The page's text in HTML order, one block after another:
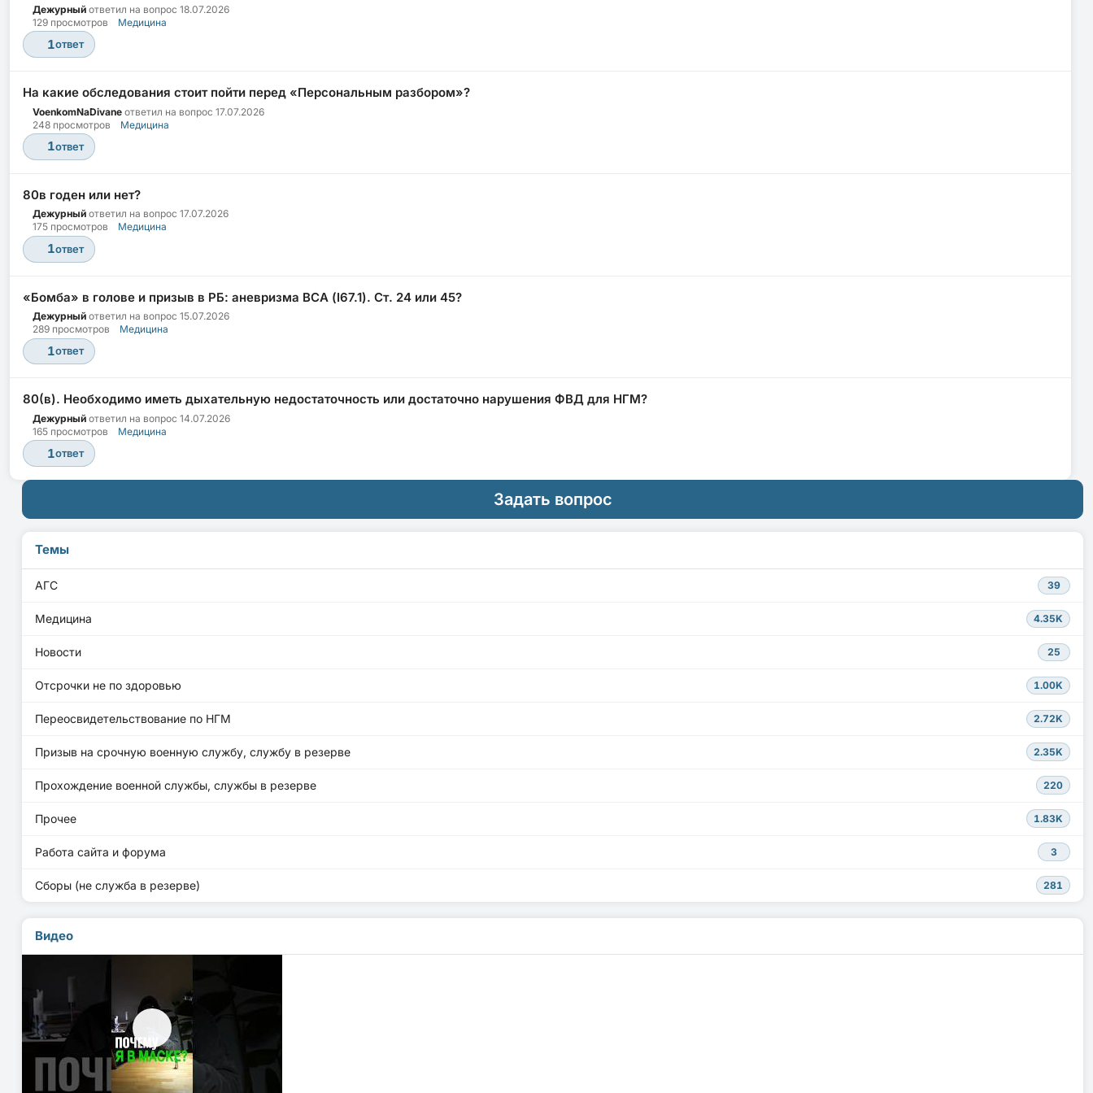
Дежурный ответил на вопрос 18.07.2026
129 просмотров
Медицина
1ответ
На какие обследования стоит пойти перед «Персональным разбором»?
VoenkomNaDivane ответил на вопрос 17.07.2026
248 просмотров
Медицина
1ответ
80в годен или нет?
Дежурный ответил на вопрос 17.07.2026
175 просмотров
Медицина
1ответ
«Бомба» в голове и призыв в РБ: аневризма ВСА (I67.1). Ст. 24 или 45?
Дежурный ответил на вопрос 15.07.2026
289 просмотров
Медицина
1ответ
80(в). Необходимо иметь дыхательную недостаточность или достаточно нарушения ФВД для НГМ?
Дежурный ответил на вопрос 14.07.2026
165 просмотров
Медицина
1ответ
Задать вопрос
Темы
АГС 39
Медицина 4.35K
Новости 25
Отсрочки не по здоровью 1.00K
Переосвидетельствование по НГМ 2.72K
Призыв на срочную военную службу, службу в резерве 2.35K
Прохождение военной службы, службы в резерве 220
Прочее 1.83K
Работа сайта и форума 3
Сборы (не служба в резерве) 281
Видео